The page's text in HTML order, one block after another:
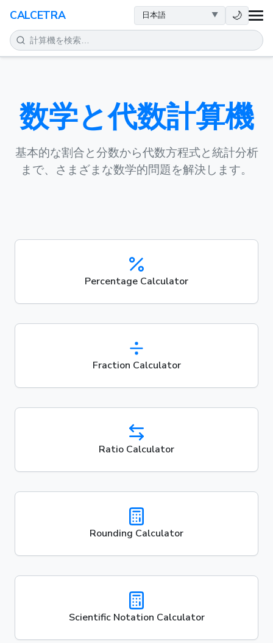
CALCETRA 🌙
数学
科学
その他のツール
数学と代数計算機
基本的な割合と分数から代数方程式と統計分析
まで、さまざまな数学的問題を解決します。
Percentage Calculator
Fraction Calculator
Ratio Calculator
Rounding Calculator
Scientific Notation Calculator